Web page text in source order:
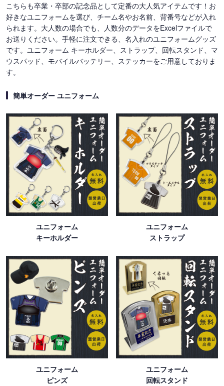
こちらも卒業・卒部の記念品として定番の大人気アイテムです！お
好きなユニフォームを選び、チーム名やお名前、背番号などが入れ
られます。大人数の場合でも、人数分のデータをExcelファイルで
お送りください。手軽に注文できる、名入れのユニフォームグッズ
です。ユニフォーム キーホルダー、ストラップ、回転スタンド、マ
ウスパッド、モバイルバッテリー、ステッカーをご用意しておりま
す。
簡単オーダー ユニフォーム
ユニフォーム
キーホルダー
ユニフォーム
ストラップ
ユニフォーム
ピンズ
ユニフォーム
回転スタンド